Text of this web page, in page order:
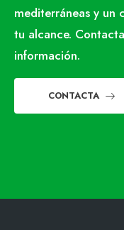
mediterráneas y un
tu alcance.
información.
CONTACTA